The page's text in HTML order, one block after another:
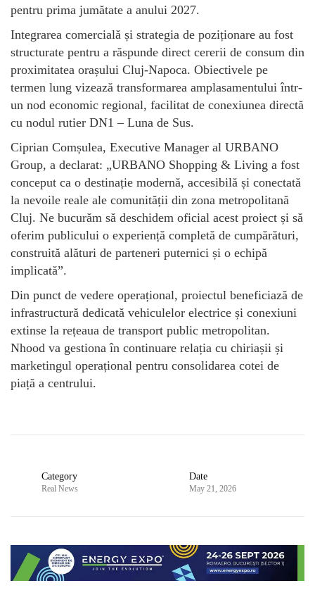
pentru prima jumătate a anului 2027.
Integrarea comercială și strategia de poziționare au fost
structurate pentru a răspunde direct cererii de consum din
proximitatea orașului Cluj-Napoca. Obiectivele pe
termen lung vizează transformarea amplasamentului într-
un nod economic regional, facilitat de conexiunea directă
cu nodul rutier DN1 – Luna de Sus.
Ciprian Comșulea, Executive Manager al URBANO
Group, a declarat: „URBANO Shopping & Living a fost
conceput ca o destinație modernă, accesibilă și conectată
la nevoile reale ale comunității din zona metropolitană
Cluj. Ne bucurăm să deschidem oficial acest proiect și să
oferim publicului o experiență completă de cumpărături,
construită alături de parteneri puternici și o echipă
implicată”.
Din punct de vedere operațional, proiectul beneficiază de
infrastructură dedicată vehiculelor electrice și conexiuni
extinse la rețeaua de transport public metropolitan.
Nhood va gestiona în continuare relația cu chiriașii și
marketingul operațional pentru consolidarea cotei de
piață a centrului.
Category
Real News
Date
May 21, 2026